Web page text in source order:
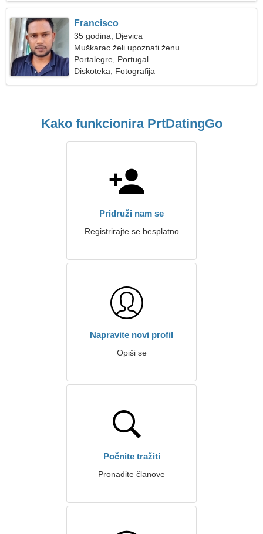
Francisco
35 godina, Djevica
Muškarac želi upoznati ženu
Portalegre, Portugal
Diskoteka, Fotografija
Kako funkcionira PrtDatingGo
Pridruži nam se
Registrirajte se besplatno
Napravite novi profil
Opiši se
Počnite tražiti
Pronađite članove